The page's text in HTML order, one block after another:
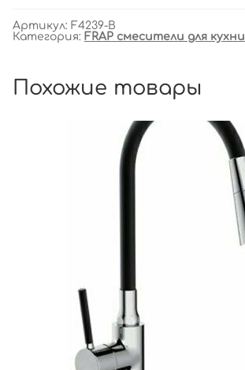
Артикул: F4239-B
Категория: FRAP смесители для кухни
Похожие товары